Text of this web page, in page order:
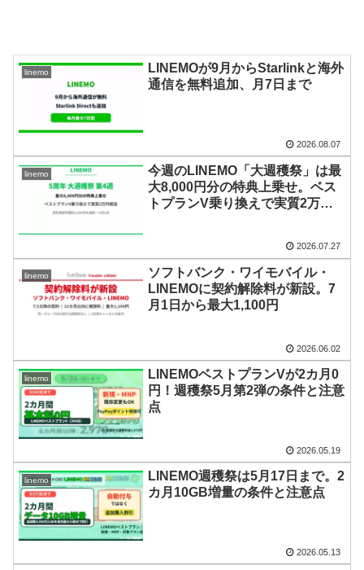
linemo
LINEMOが9月からStarlinkと海外
通信を無料追加、月7日まで
2026.08.07
linemo
今週のLINEMO「大週穫祭」は最
大8,000円分の特典上乗せ。ベス
トプランV乗り換えで実質2万円
2026.07.27
linemo
ソフトバンク・ワイモバイル・
LINEMOに契約解除料が新設。7
月1日から最大1,100円
2026.06.02
linemo
LINEMOベストプランVが2カ月0
円！週穫祭5月第2弾の条件と注意
点
2026.05.19
linemo
LINEMO週穫祭は5月17日まで。2
カ月10GB増量の条件と注意点
2026.05.13